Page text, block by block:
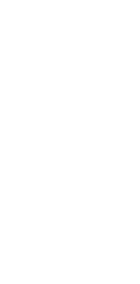
vida y con huellas
poblado Contreras;
responsable